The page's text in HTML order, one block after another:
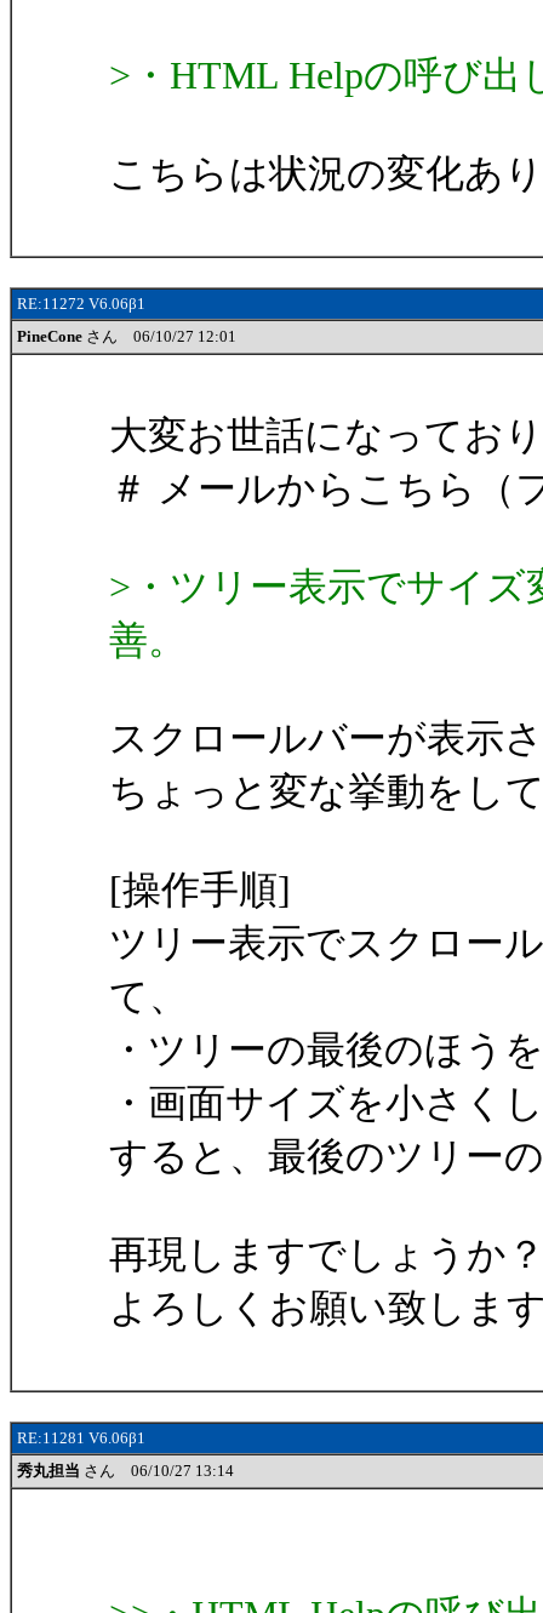
>・HTML Helpの呼び出
こちらは状況の変化あ
RE:11272 V6.06β1
PineCone さん 06/10/27 12:01
大変お世話になってお
＃ メールからこちら（
>・ツリー表示でサイ
善。
スクロールバーが表示
ちょっと変な挙動をし
[操作手順]
ツリー表示でスクロー
て、
・ツリーの最後のほう
・画面サイズを小さく
すると、最後のツリー
再現しますでしょうか
よろしくお願い致しま
RE:11281 V6.06β1
秀丸担当 さん 06/10/27 13:14